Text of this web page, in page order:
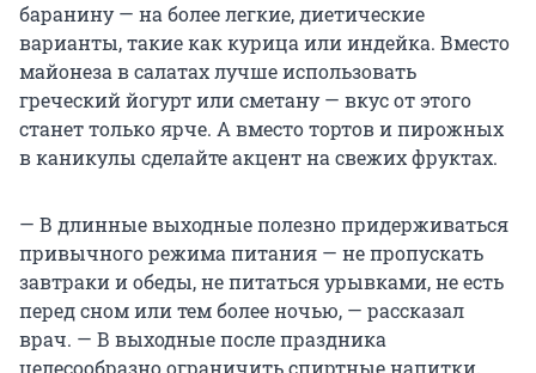
баранину — на более легкие, диетические
варианты, такие как курица или индейка. Вместо
майонеза в салатах лучше использовать
греческий йогурт или сметану — вкус от этого
станет только ярче. А вместо тортов и пирожных
в каникулы сделайте акцент на свежих фруктах.
— В длинные выходные полезно придерживаться
привычного режима питания — не пропускать
завтраки и обеды, не питаться урывками, не есть
перед сном или тем более ночью, — рассказал
врач. — В выходные после праздника